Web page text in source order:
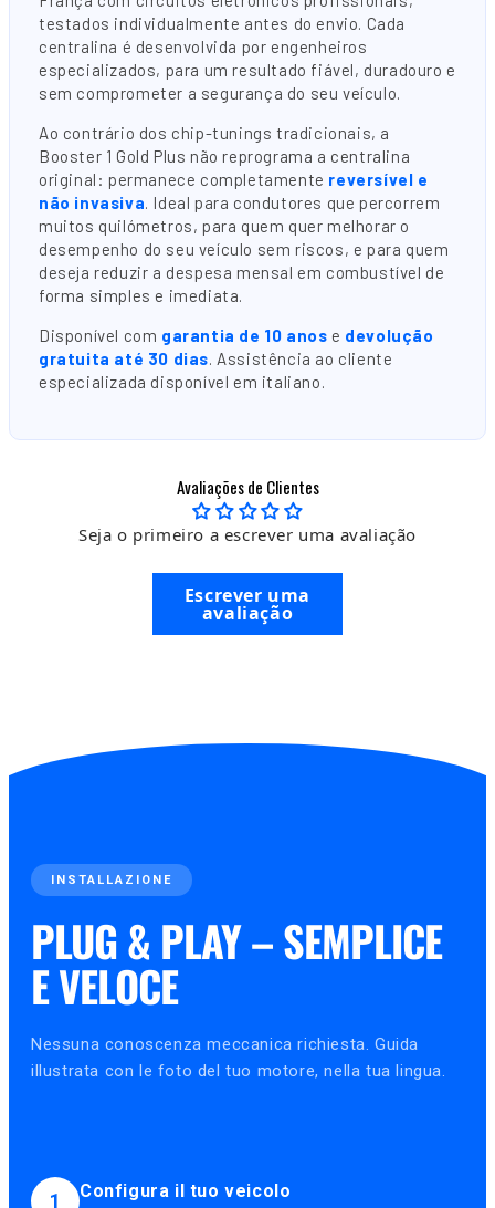
testados individualmente antes do envio. Cada
centralina é desenvolvida por engenheiros
especializados, para um resultado fiável, duradouro e
sem comprometer a segurança do seu veículo.
Ao contrário dos chip-tunings tradicionais, a
Booster 1 Gold Plus não reprograma a centralina
original: permanece completamente reversível e
não invasiva. Ideal para condutores que percorrem
muitos quilómetros, para quem quer melhorar o
desempenho do seu veículo sem riscos, e para quem
deseja reduzir a despesa mensal em combustível de
forma simples e imediata.
Disponível com garantia de 10 anos e devolução
gratuita até 30 dias. Assistência ao cliente
especializada disponível em italiano.
Avaliações de Clientes
Seja o primeiro a escrever uma avaliação
Escrever uma
avaliação
INSTALLAZIONE
PLUG & PLAY – SEMPLICE
E VELOCE
Nessuna conoscenza meccanica richiesta. Guida
illustrata con le foto del tuo motore, nella tua lingua.
1 Configura il tuo veicolo